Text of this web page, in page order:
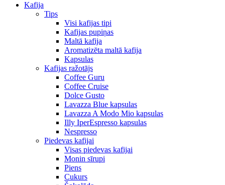
Kafija
Tips
Visi kafijas tipi
Kafijas pupiņas
Maltā kafija
Aromatizēta maltā kafija
Kapsulas
Kafijas ražotājs
Coffee Guru
Coffee Cruise
Dolce Gusto
Lavazza Blue kapsulas
Lavazza A Modo Mio kapsulas
Illy IperEspresso kapsulas
Nespresso
Piedevas kafijai
Visas piedevas kafijai
Monin sīrupi
Piens
Cukurs